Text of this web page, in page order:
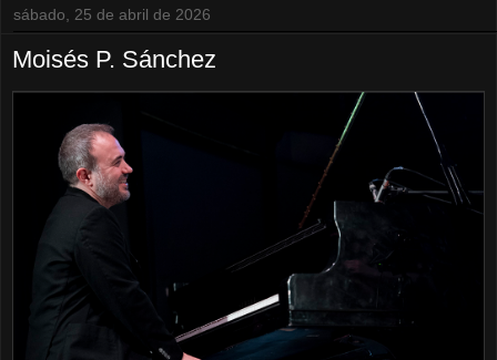
sábado, 25 de abril de 2026
Moisés P. Sánchez